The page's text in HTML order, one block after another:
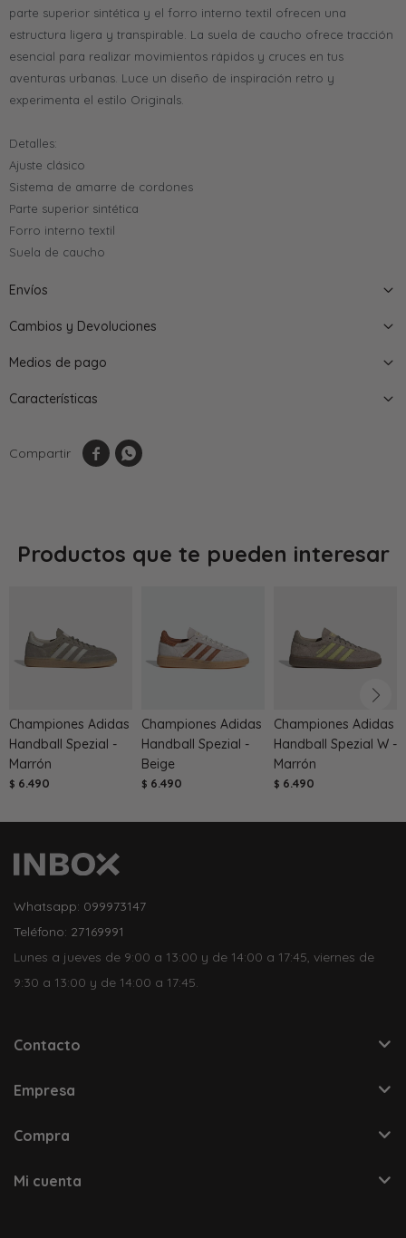
parte superior sintética y el forro interno textil ofrecen una
estructura ligera y transpirable. La suela de caucho ofrece tracción
esencial para realizar movimientos rápidos y cruces en tus
aventuras urbanas. Luce un diseño de inspiración retro y
experimenta el estilo Originals.
Detalles:
Ajuste clásico
Sistema de amarre de cordones
Parte superior sintética
Forro interno textil
Suela de caucho
Envíos
Cambios y Devoluciones
Medios de pago
Características
 
Productos que te pueden interesar
Championes Adidas
Handball Spezial -
Marrón
$ 6.490
Championes Adidas
Handball Spezial -
Beige
$ 6.490
Championes Adidas
Handball Spezial W -
Marrón
$ 6.490
Whatsapp: 099973147
Teléfono: 27169991
Lunes a jueves de 9:00 a 13:00 y de 14:00 a 17:45, viernes de
9:30 a 13:00 y de 14:00 a 17:45.
Contacto
Empresa
Compra
Mi cuenta